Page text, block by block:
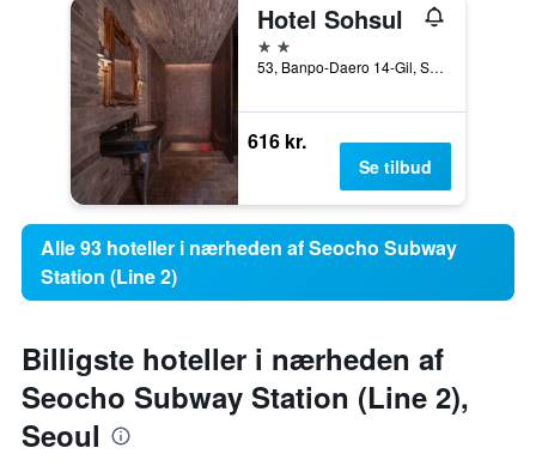
Hotel Sohsul
2 stjerner
53, Banpo-Daero 14-Gil, Seocho-gu, Seoul, Sydkorea
616 kr.
Se tilbud
Alle 93 hoteller i nærheden af Seocho Subway
Station (Line 2)
Billigste hoteller i nærheden af
Seocho Subway Station (Line 2),
Seoul